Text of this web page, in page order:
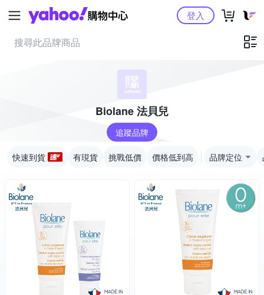
Yahoo購物中心登入
Biolane 法貝兒
追蹤品牌
快速到貨 有現貨 挑戰低價 價格低到高 品牌定位